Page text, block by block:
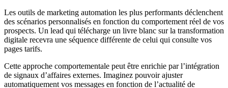
Les outils de marketing automation les plus performants déclenchent
des scénarios personnalisés en fonction du comportement réel de vos
prospects. Un lead qui télécharge un livre blanc sur la transformation
digitale recevra une séquence différente de celui qui consulte vos
pages tarifs.
Cette approche comportementale peut être enrichie par l’intégration
de signaux d’affaires externes. Imaginez pouvoir ajuster
automatiquement vos messages en fonction de l’actualité de